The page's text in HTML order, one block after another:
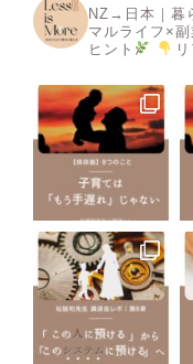
NZ→日本｜暮
マルライフ×副
ヒント